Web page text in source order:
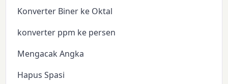
Konverter Biner ke Oktal
konverter ppm ke persen
Mengacak Angka
Hapus Spasi